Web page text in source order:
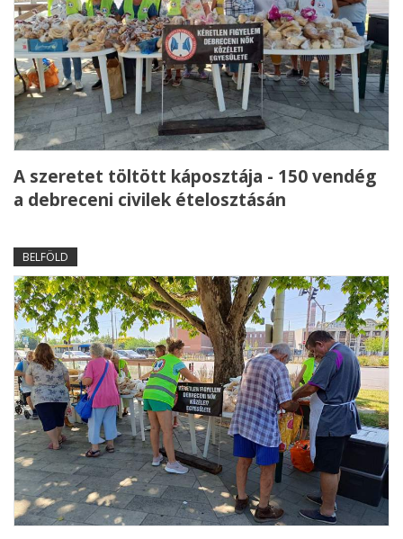
A szeretet töltött káposztája - 150 vendég
a debreceni civilek ételosztásán
BELFÖLD